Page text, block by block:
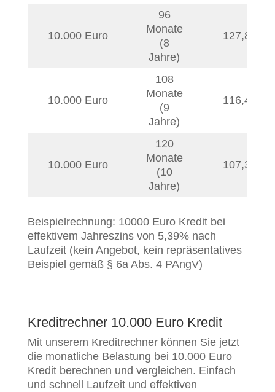
10.000 Euro
96
Monate
(8
Jahre)
127,85
10.000 Euro
108
Monate
(9
Jahre)
116,44
10.000 Euro
120
Monate
(10
Jahre)
107,35
Beispielrechnung: 10000 Euro Kredit bei
effektivem Jahreszins von 5,39% nach
Laufzeit (kein Angebot, kein repräsentatives
Beispiel gemäß § 6a Abs. 4 PAngV)
Kreditrechner 10.000 Euro Kredit
Mit unserem Kreditrechner können Sie jetzt
die monatliche Belastung bei 10.000 Euro
Kredit berechnen und vergleichen. Einfach
und schnell Laufzeit und effektiven